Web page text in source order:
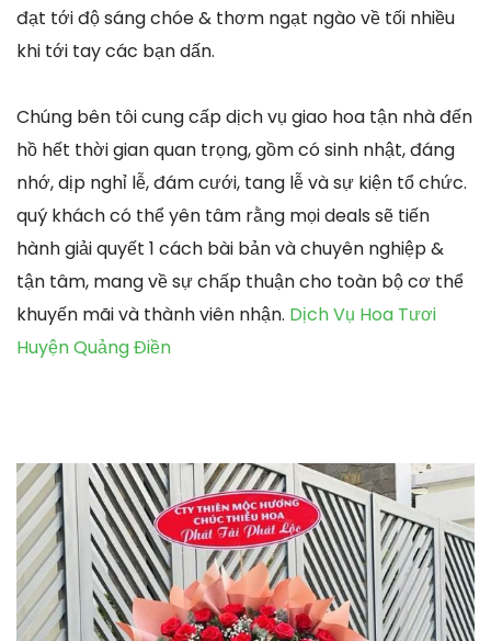
đạt tới độ sáng chóe & thơm ngạt ngào về tối nhiều
khi tới tay các bạn dấn.
Chúng bên tôi cung cấp dịch vụ giao hoa tận nhà đến
hồ hết thời gian quan trọng, gồm có sinh nhật, đáng
nhớ, dịp nghỉ lễ, đám cưới, tang lễ và sự kiện tổ chức.
quý khách có thể yên tâm rằng mọi deals sẽ tiến
hành giải quyết 1 cách bài bản và chuyên nghiệp &
tận tâm, mang về sự chấp thuận cho toàn bộ cơ thể
khuyến mãi và thành viên nhận. Dịch Vụ Hoa Tươi
Huyện Quảng Điền